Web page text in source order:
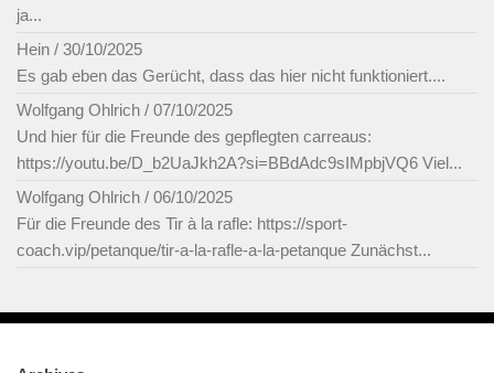
ja...
Hein / 30/10/2025
Es gab eben das Gerücht, dass das hier nicht funktioniert....
Wolfgang Ohlrich / 07/10/2025
Und hier für die Freunde des gepflegten carreaus:
https://youtu.be/D_b2UaJkh2A?si=BBdAdc9sIMpbjVQ6 Viel...
Wolfgang Ohlrich / 06/10/2025
Für die Freunde des Tir à la rafle: https://sport-
coach.vip/petanque/tir-a-la-rafle-a-la-petanque Zunächst...